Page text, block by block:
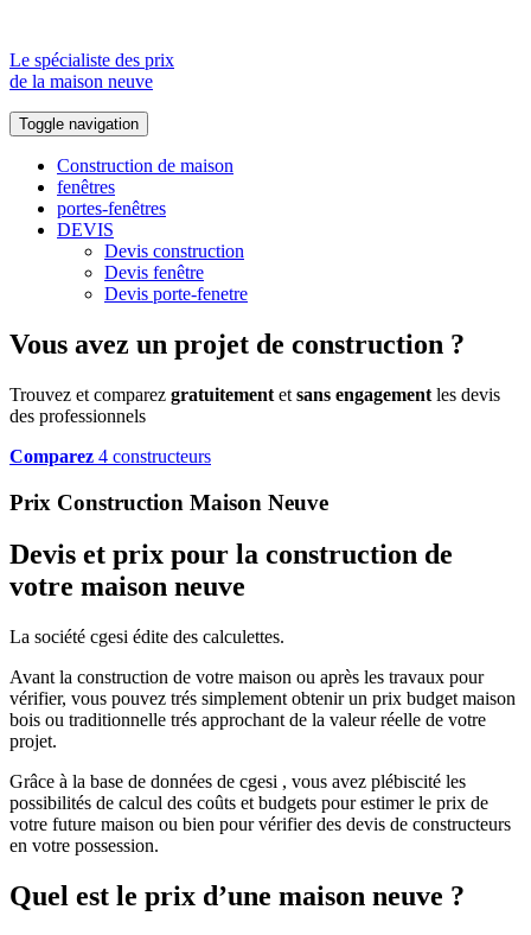
Le spécialiste des prix
de la maison neuve
Toggle navigation
Construction de maison
fenêtres
portes-fenêtres
DEVIS
Devis construction
Devis fenêtre
Devis porte-fenetre
Vous avez un projet de construction ?
Trouvez et comparez gratuitement et sans engagement les devis
des professionnels
Comparez 4 constructeurs
Prix Construction Maison Neuve
Devis et prix pour la construction de
votre maison neuve
La société cgesi édite des calculettes.
Avant la construction de votre maison ou après les travaux pour
vérifier, vous pouvez trés simplement obtenir un prix budget maison
bois ou traditionnelle trés approchant de la valeur réelle de votre
projet.
Grâce à la base de données de cgesi , vous avez plébiscité les
possibilités de calcul des coûts et budgets pour estimer le prix de
votre future maison ou bien pour vérifier des devis de constructeurs
en votre possession.
Quel est le prix d’une maison neuve ?